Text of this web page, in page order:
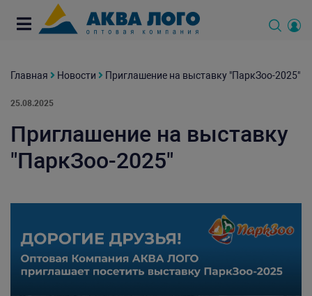
Главная Новости Приглашение на выставку "ПаркЗоо-2025"
25.08.2025
Приглашение на выставку
"ПаркЗоо-2025"